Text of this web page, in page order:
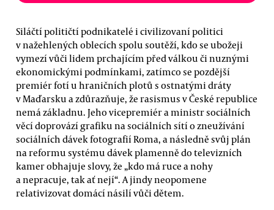
Siláčtí političtí podnikatelé i civilizovaní politici
v nažehlených oblecích spolu soutěží, kdo se ubožeji
vymezí vůči lidem prchajícím před válkou či nuznými
ekonomickými podmínkami, zatímco se pozdější
premiér fotí u hraničních plotů s ostnatými dráty
v Maďarsku a zdůrazňuje, že rasismus v České republice
nemá základnu. Jeho vicepremiér a ministr sociálních
věcí doprovází grafiku na sociálních sítí o zneužívání
sociálních dávek fotografií Roma, a následně svůj plán
na reformu systému dávek plamenně do televizních
kamer obhajuje slovy, že „kdo má ruce a nohy
a nepracuje, tak ať nejí“. A jindy neopomene
relativizovat domácí násilí vůči dětem.